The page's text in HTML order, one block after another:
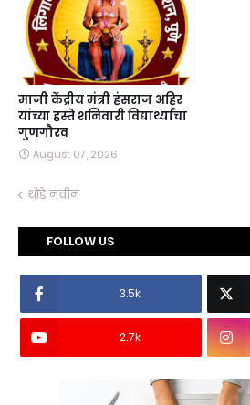
माजी केंद्रीय मंत्री हंसराज अहिर
यांच्या हस्ते शनिवारी विद्यार्थ्यांचा
गुणगौरव
August 07, 2026
थोडे नवीन
FOLLOW US
3.5k
2.7k